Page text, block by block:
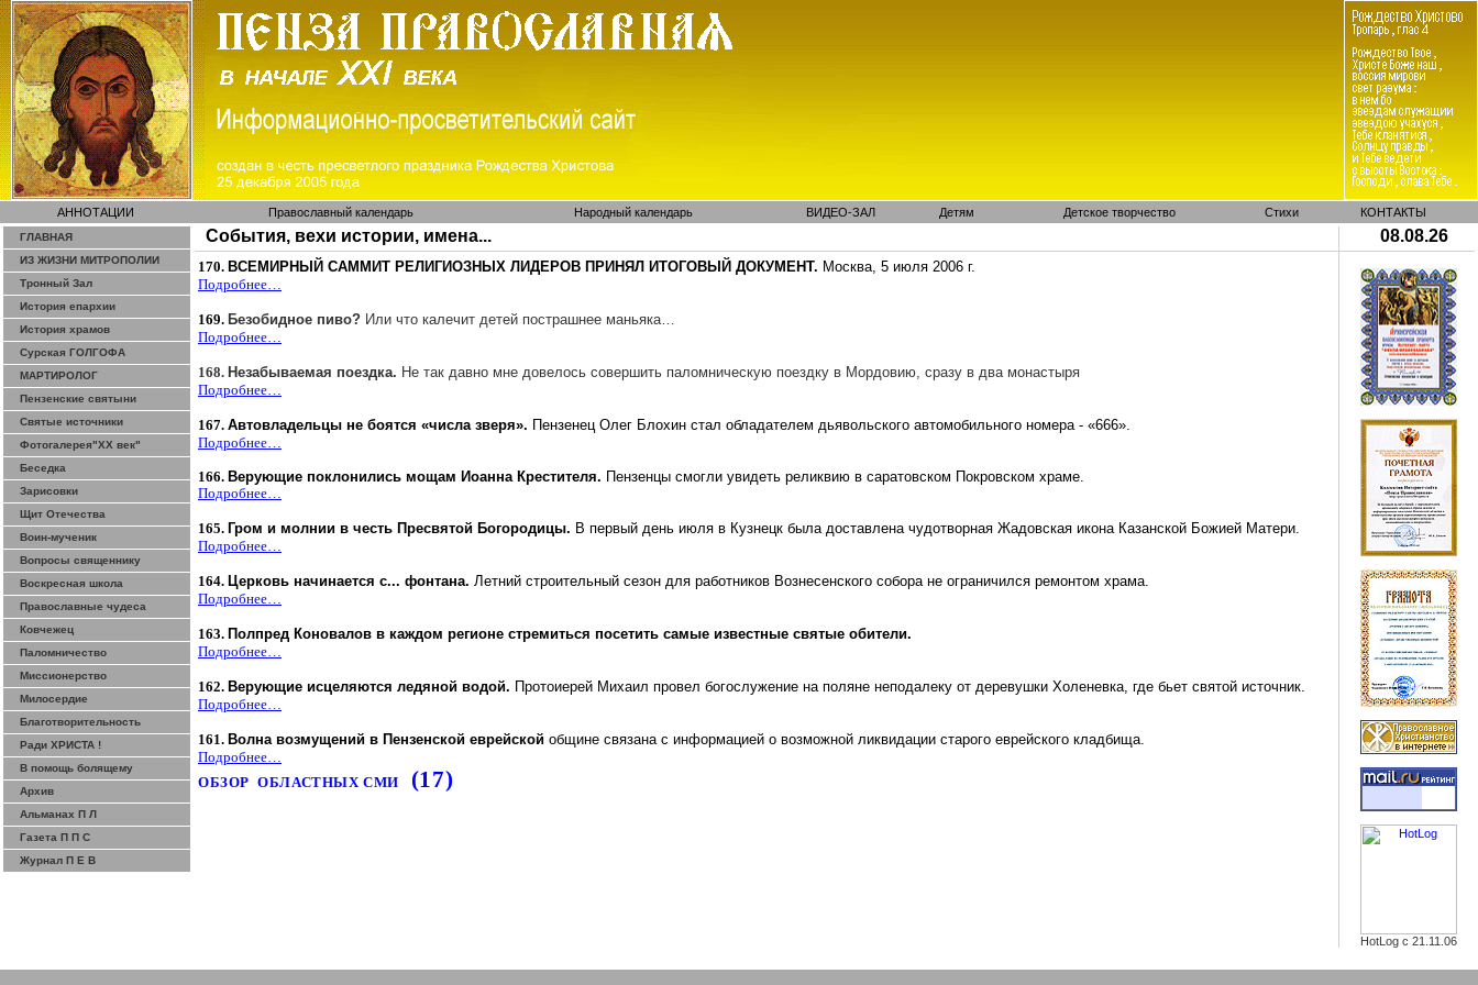
АННОТАЦИИ Православный календарь Народный календарь ВИДЕО-ЗАЛ Детям Детское творчество Стихи КОНТАКТЫ
ГЛАВНАЯ
ИЗ ЖИЗНИ МИТРОПОЛИИ
Тронный Зал
История епархии
История храмов
Сурская ГОЛГОФА
МАРТИРОЛОГ
Пензенские святыни
Святые источники
Фотогалерея"ХХ век"
Беседка
Зарисовки
Щит Отечества
Воин-мученик
Вопросы священнику
Воскресная школа
Православные чудеса
Ковчежец
Паломничество
Миссионерство
Милосердие
Благотворительность
Ради ХРИСТА !
В помощь болящему
Архив
Альманах П Л
Газета П П С
Журнал П Е В
События, вехи истории, имена... 08.08.26
170. ВСЕМИРНЫЙ САММИТ РЕЛИГИОЗНЫХ ЛИДЕРОВ ПРИНЯЛ ИТОГОВЫЙ ДОКУМЕНТ. Москва, 5 июля 2006 г.
Подробнее…
169. Безобидное пиво? Или что калечит детей пострашнее маньяка…
Подробнее…
168. Незабываемая поездка. Не так давно мне довелось совершить паломническую поездку в Мордовию, сразу в два монастыря
Подробнее…
167. Автовладельцы не боятся «числа зверя». ПензенецОлег Блохин стал обладателем дьявольского автомобильного номера - «666».
Подробнее…
166. Верующие поклонились мощам Иоанна Крестителя. Пензенцы смогли увидеть реликвию в саратовском Покровском храме.
Подробнее…
165. Гром и молнии в честь Пресвятой Богородицы. В первый день июля в Кузнецк была доставлена чудотворная Жадовская икона Казанской Божией Матери.
Подробнее…
164. Церковь начинается с... фонтана. Летний строительный сезон для работников Вознесенского собора не ограничился ремонтом храма.
Подробнее…
163. Полпред Коновалов в каждом регионе стремиться посетить самые известные святые обители.
Подробнее…
162. Верующие исцеляются ледяной водой. Протоиерей Михаил провел богослужение на поляне неподалеку от деревушки Холеневка, где бьет святой источник.
Подробнее…
161. Волна возмущений в Пензенской еврейской общине связана с информацией о возможной ликвидации старого еврейского кладбища.
Подробнее…
ОБЗОР ОБЛАСТНЫХ СМИ (17)
HotLog с 21.11.06